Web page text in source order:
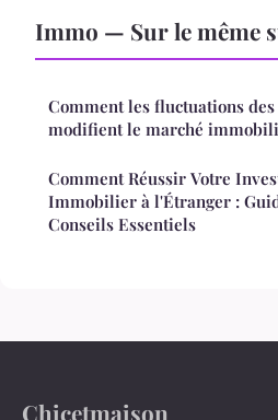
Immo — Sur le même
Comment les fluctuations
modifient le marché
Comment Réussir Votre
Immobilier à l'Étranger :
Conseils Essentiels
Chicetmaison